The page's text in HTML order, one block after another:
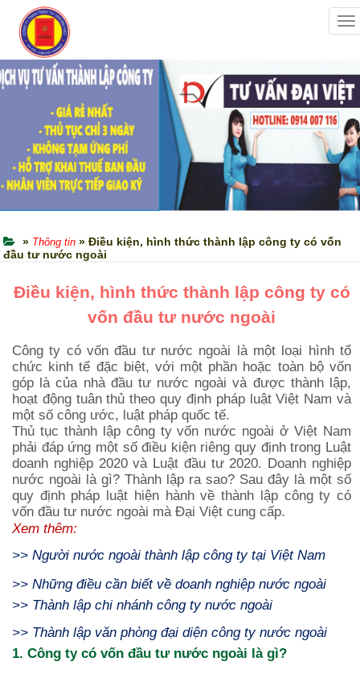
» Thông tin » Điều kiện, hình thức thành lập công ty có vốn
đầu tư nước ngoài
Điều kiện, hình thức thành lập công ty có
vốn đầu tư nước ngoài
Công ty có vốn đầu tư nước ngoài là một loại hình tổ
chức kinh tế đặc biệt, với một phần hoặc toàn bộ vốn
góp là của nhà đầu tư nước ngoài và được thành lập,
hoạt động tuân thủ theo quy định pháp luật Việt Nam và
một số công ước, luật pháp quốc tế.
Thủ tục thành lập công ty vốn nước ngoài ở Việt Nam
phải đáp ứng một số điều kiện riêng quy định trong Luật
doanh nghiệp 2020 và Luật đầu tư 2020. Doanh nghiệp
nước ngoài là gì? Thành lập ra sao? Sau đây là một số
quy định pháp luật hiện hành về thành lập công ty có
vốn đầu tư nước ngoài mà Đại Việt cung cấp.
Xem thêm:
>> Người nước ngoài thành lập công ty tại Việt Nam
>> Những điều cần biết về doanh nghiệp nước ngoài
>> Thành lập chi nhánh công ty nước ngoài
>> Thành lập văn phòng đại diện công ty nước ngoài
1. Công ty có vốn đầu tư nước ngoài là gì?